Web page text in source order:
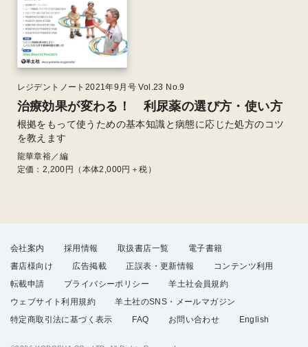
レジデントノート2021年9月号 Vol.23 No.9
治療効果が変わる！ 利尿薬の選び方・使い方
根拠をもって使うための基本知識と病態に応じた処方のコツ
を教えます
龍華章裕／編
定価： 2,200 円（本体2,000円＋税）
会社案内 採用情報 取扱書店一覧
電子書籍
書店様向け
広告掲載 正誤表・更新情報
コンテンツ利用
転載申請
プライバシーポリシー
羊土社会員規約
ウェブサイト利用規約
羊土社のSNS・メールマガジン
特定商取引法に基づく表示
FAQ お問い合わせ English